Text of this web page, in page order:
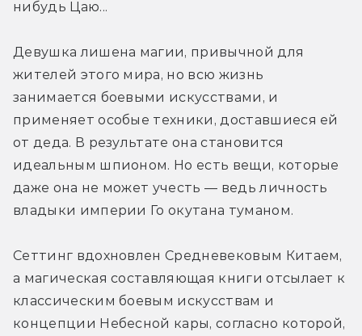
нибудь Цаю...
Девушка лишена магии, привычной для
жителей этого мира, но всю жизнь
занимается боевыми искусствами, и
применяет особые техники, доставшиеся ей
от деда. В результате она становится
идеальным шпионом. Но есть вещи, которые
даже она не может учесть — ведь личность
владыки империи Го окутана туманом.
Сеттинг вдохновлен Средневековым Китаем,
а магическая составляющая книги отсылает к
классическим боевым искусствам и
концепции Небесной кары, согласно которой,